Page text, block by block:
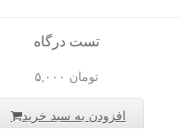
تست درگاه
۵,۰۰۰ تومان
افزودن به سبد خرید